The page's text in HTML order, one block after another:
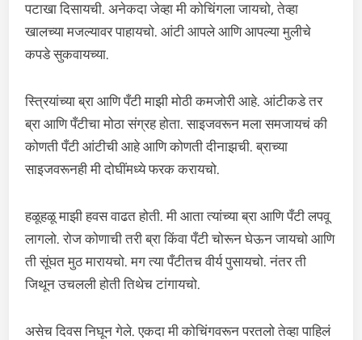
पटाखा दिसायची. अनेकदा जेव्हा मी कोचिंगला जायचो, तेव्हा
खालच्या मजल्यावर पाहायचो. आंटी आपले आणि आपल्या मुलीचे
कपडे सुकवायच्या.
स्त्रियांच्या ब्रा आणि पँटी माझी मोठी कमजोरी आहे. आंटीकडे तर
ब्रा आणि पँटीचा मोठा संग्रह होता. साइजवरून मला समजायचं की
कोणती पँटी आंटीची आहे आणि कोणती दीनाझची. ब्राच्या
साइजवरूनही मी दोघींमध्ये फरक करायचो.
हळूहळू माझी हवस वाढत होती. मी आता त्यांच्या ब्रा आणि पँटी लपवू
लागलो. रोज कोणाची तरी ब्रा किंवा पँटी चोरून घेऊन जायचो आणि
ती सूंघत मुठ मारायचो. मग त्या पँटीतच वीर्य पुसायचो. नंतर ती
जिथून उचलली होती तिथेच टांगायचो.
असेच दिवस निघून गेले. एकदा मी कोचिंगवरून परतलो तेव्हा पाहिलं